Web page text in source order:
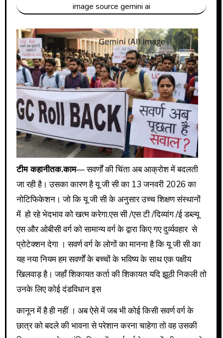
image source gemini ai
टीम कहानीतक.काम— सवर्णों की चिंता अब आक्रोश में बदलती
जा रही है। उसका कारण है यू जी सी का 13 जनवरी 2026 का
नोटिफिकेशन। जो कि यू जी सी के अनुसार उच्च शिक्षण संस्थानों
में हो रहे भेदभाव को खत्म करेगा.एस सी /एस टी /दिव्यांग /ई डब्ल्यू
एस और ओबीसी वर्ग को सामान्य वर्ग के द्वारा किए गए दुर्व्यवहार से
प्रोटेक्शन देगा । सवर्ण वर्ग के लोगों का मानना है कि यू जी सी का
यह नया नियम हम सवर्णों के बच्चों के भविष्य के साथ एक पक्षीय
खिलवाड़ है। जहाँ शिकायत कर्ता की शिकायत यदि झूठी निकली तो
उनके लिए कोई दंडविधान इस
कानून में है ही नहीं । अब ऐसे में जब भी कोई किसी सवर्ण वर्ग के
छात्र को बदले की भावना से परेशान करना चाहेगा तो वह उसकी